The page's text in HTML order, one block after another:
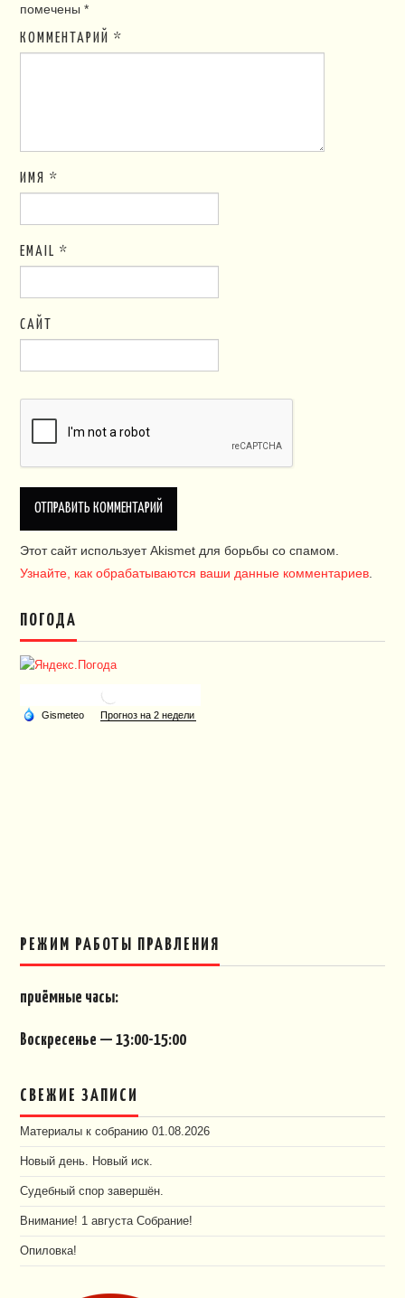
помечены*
КОММЕНТАРИЙ*
ИМЯ*
EMAIL*
САЙТ
Этот сайт использует Akismet для борьбы со спамом.
Узнайте, как обрабатываются ваши данные комментариев
ПОГОДА
РЕЖИМ РАБОТЫ ПРАВЛЕНИЯ
приёмные часы:
Воскресенье — 13:00-15:00
СВЕЖИЕ ЗАПИСИ
Материалы к собранию 01.08.2026
Новый день. Новый иск.
Судебный спор завершён.
Внимание! 1 августа Собрание!
Опиловка!